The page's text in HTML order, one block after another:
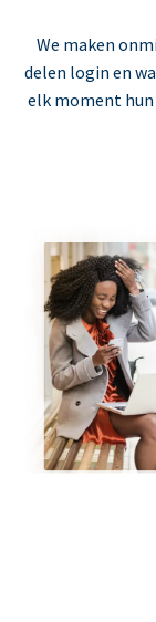
We maken
delen login en
elk moment